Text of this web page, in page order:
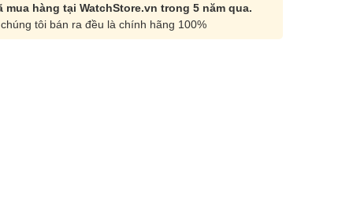
mua hàng tại WatchStore.vn trong 5 năm qua.
tôi bán ra đều là chính hãng 100%